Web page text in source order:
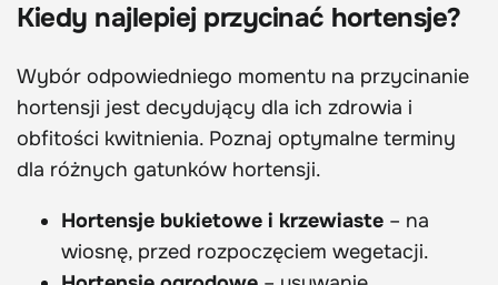
Kiedy najlepiej przycinać hortensje?
Wybór odpowiedniego momentu na przycinanie
hortensji jest decydujący dla ich zdrowia i
obfitości kwitnienia. Poznaj optymalne terminy
dla różnych gatunków hortensji.
Hortensje bukietowe i krzewiaste – na
wiosnę, przed rozpoczęciem wegetacji.